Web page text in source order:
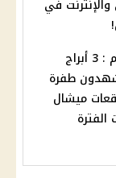
في
أستعدوا الثروة في انتظاركم : 3 أبراج
طفرة
ميشال